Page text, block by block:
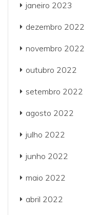
janeiro 2023
dezembro 2022
novembro 2022
outubro 2022
setembro 2022
agosto 2022
julho 2022
junho 2022
maio 2022
abril 2022